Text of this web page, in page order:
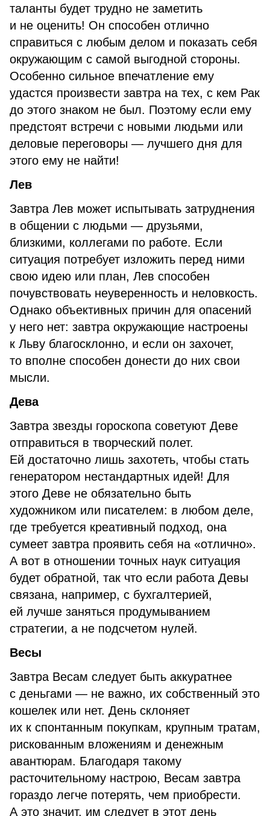
таланты будет трудно не заметить
и не оценить! Он способен отлично
справиться с любым делом и показать себя
окружающим с самой выгодной стороны.
Особенно сильное впечатление ему
удастся произвести завтра на тех, с кем Рак
до этого знаком не был. Поэтому если ему
предстоят встречи с новыми людьми или
деловые переговоры — лучшего дня для
этого ему не найти!
Лев
Завтра Лев может испытывать затруднения
в общении с людьми — друзьями,
близкими, коллегами по работе. Если
ситуация потребует изложить перед ними
свою идею или план, Лев способен
почувствовать неуверенность и неловкость.
Однако объективных причин для опасений
у него нет: завтра окружающие настроены
к Льву благосклонно, и если он захочет,
то вполне способен донести до них свои
мысли.
Дева
Завтра звезды гороскопа советуют Деве
отправиться в творческий полет.
Ей достаточно лишь захотеть, чтобы стать
генератором нестандартных идей! Для
этого Деве не обязательно быть
художником или писателем: в любом деле,
где требуется креативный подход, она
сумеет завтра проявить себя на «отлично».
А вот в отношении точных наук ситуация
будет обратной, так что если работа Девы
связана, например, с бухгалтерией,
ей лучше заняться продумыванием
стратегии, а не подсчетом нулей.
Весы
Завтра Весам следует быть аккуратнее
с деньгами — не важно, их собственный это
кошелек или нет. День склоняет
их к спонтанным покупкам, крупным тратам,
рискованным вложениям и денежным
авантюрам. Благодаря такому
расточительному настрою, Весам завтра
гораздо легче потерять, чем приобрести.
А это значит, им следует в этот день